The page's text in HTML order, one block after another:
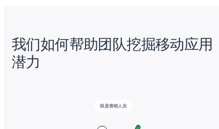
我们如何帮助团队挖掘移动应用
潜力
我是营销人员